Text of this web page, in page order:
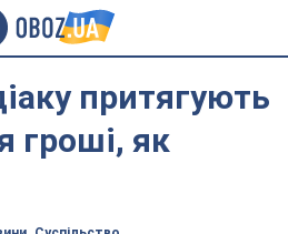
притягують
гроші, як